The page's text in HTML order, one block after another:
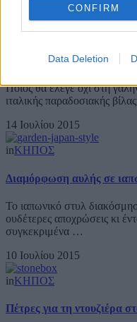
CONFIRM
Data Deletion
15 Ιουλίου 2015
ΚΗΠΟΣ
#DIY: Δώστε ύφος
Ποιος θα έλεγε όχι στη
ιταλικής παραδοσιακής
14 Ιουλίου 2015
inΚΗΠΟΣ
Διαμόρφωση αυλής σε
Το ιαπωνικό στυλ
ουδέτερες αποχρώσεις κι
συγκεκριμένα …
10 Ιουλίου 2015
inΚΗΠΟΣ
Πέτρες για τη ντουζιέρα